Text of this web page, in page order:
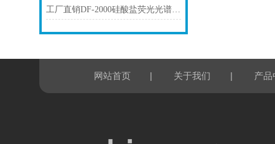
工厂直销DF-2000硅酸盐荧光光谱仪技术参数
网站首页 | 关于我们 | 产品